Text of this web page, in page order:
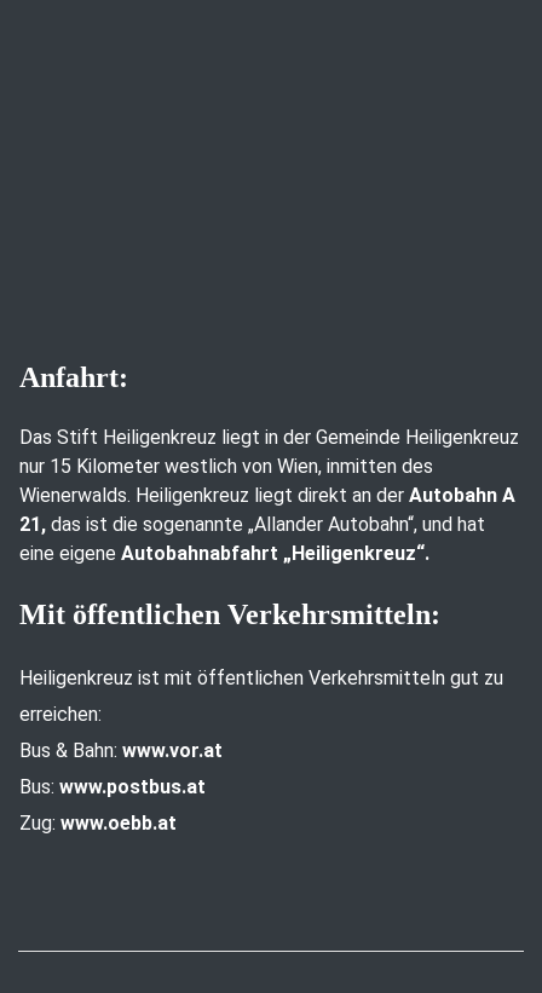
Anfahrt:
Das Stift Heiligenkreuz liegt in der Gemeinde Heiligenkreuz
nur 15 Kilometer westlich von Wien, inmitten des
Wienerwalds. Heiligenkreuz liegt direkt an der Autobahn A
21, das ist die sogenannte „Allander Autobahn“, und hat
eine eigene Autobahnabfahrt „Heiligenkreuz“.
Mit öffentlichen Verkehrsmitteln:
Heiligenkreuz ist mit öffentlichen Verkehrsmitteln gut zu
erreichen:
Bus & Bahn: www.vor.at
Bus: www.postbus.at
Zug: www.oebb.at